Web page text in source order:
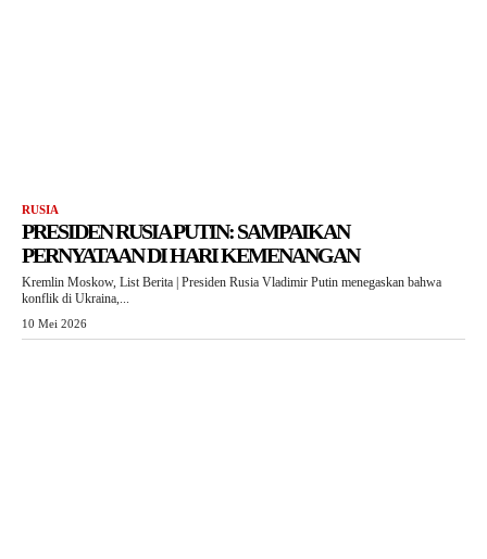
RUSIA
PRESIDEN RUSIA PUTIN: SAMPAIKAN
PERNYATAAN DI HARI KEMENANGAN
Kremlin Moskow, List Berita | Presiden Rusia Vladimir Putin menegaskan bahwa
konflik di Ukraina,...
10 Mei 2026